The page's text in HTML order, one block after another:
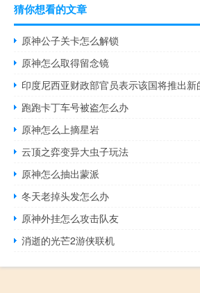
猜你想看的文章
原神公子关卡怎么解锁
原神怎么取得留念镜
跑跑卡丁车号被盗怎么办
原神怎么上摘星岩
云顶之弈变异大虫子玩法
原神怎么抽出蒙派
冬天老掉头发怎么办
原神外挂怎么攻击队友
消逝的光芒2游侠联机